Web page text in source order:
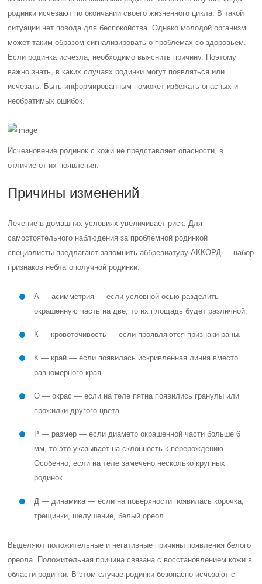
родинки исчезают по окончании своего жизненного цикла. В такой
ситуации нет повода для беспокойства. Однако молодой организм
может таким образом сигнализировать о проблемах со здоровьем.
Если родинка исчезла, необходимо выяснить причину. Поэтому
важно знать, в каких случаях родинки могут появляться или
исчезать. Быть информированным поможет избежать опасных и
необратимых ошибок.
Исчезновение родинок с кожи не представляет опасности, в
отличие от их появления.
Причины изменений
Лечение в домашних условиях увеличивает риск. Для
самостоятельного наблюдения за проблемной родинкой
специалисты предлагают запомнить аббревиатуру АККОРД — набор
признаков неблагополучной родинки:
А — асимметрия — если условной осью разделить
окрашенную часть на две, то их площадь будет различной.
К — кровоточивость — если проявляются признаки раны.
К — край — если появилась искривленная линия вместо
равномерного края.
О — окрас — если на теле пятна появились гранулы или
прожилки другого цвета.
Р — размер — если диаметр окрашенной части больше 6
мм, то это указывает на склонность к перерождению.
Особенно, если на теле замечено несколько крупных
родинок.
Д — динамика — если на поверхности появилась корочка,
трещинки, шелушение, белый ореол.
Выделяют положительные и негативные причины появления белого
ореола. Положительная причина связана с восстановлением кожи в
области родинки. В этом случае родинки безопасно исчезают с